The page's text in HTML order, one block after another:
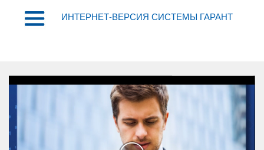
ИНТЕРНЕТ-ВЕРСИЯ СИСТЕМЫ ГАРАНТ